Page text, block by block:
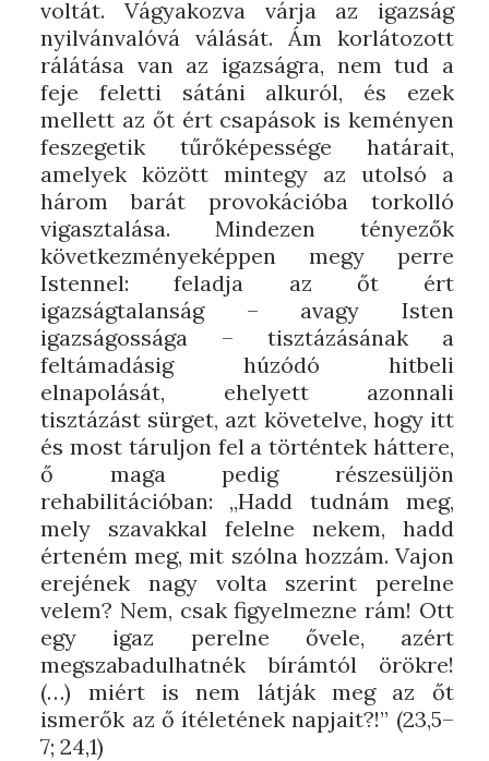
voltát. Vágyakozva várja az igazság
nyilvánvalóvá válását. Ám korlátozott
rálátása van az igazságra, nem tud a
feje feletti sátáni alkuról, és ezek
mellett az őt ért csapások is keményen
feszegetik tűrőképessége határait,
amelyek között mintegy az utolsó a
három barát provokációba torkolló
vigasztalása. Mindezen tényezők
következményeképpen megy perre
Istennel: feladja az őt ért
igazságtalanság – avagy Isten
igazságossága – tisztázásának a
feltámadásig húzódó hitbeli
elnapolását, ehelyett azonnali
tisztázást sürget, azt követelve, hogy itt
és most táruljon fel a történtek háttere,
ő maga pedig részesüljön
rehabilitációban: „Hadd tudnám meg,
mely szavakkal felelne nekem, hadd
érteném meg, mit szólna hozzám. Vajon
erejének nagy volta szerint perelne
velem? Nem, csak figyelmezne rám! Ott
egy igaz perelne ővele, azért
megszabadulhatnék bírámtól örökre!
(…) miért is nem látják meg az őt
ismerők az ő ítéletének napjait?!” (23,5–
7; 24,1)